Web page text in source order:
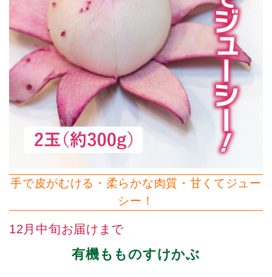
手で皮がむける・柔らかな肉質・甘くてジュー
シー！
12月中旬お届けまで
有機もものすけかぶ